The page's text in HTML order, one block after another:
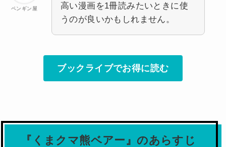
ペンギン屋
高い漫画を1冊読みたいときに使
うのが良いかもしれません。
ブックライブでお得に読む
『くまクマ熊ベアー』のあらすじ